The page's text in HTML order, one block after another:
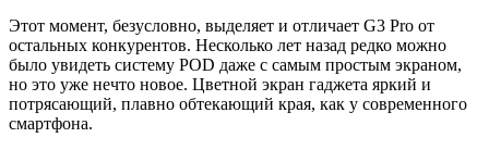
Этот момент, безусловно, выделяет и отличает G3 Pro от
остальных конкурентов. Несколько лет назад редко можно
было увидеть систему POD даже с самым простым экраном,
но это уже нечто новое. Цветной экран гаджета яркий и
потрясающий, плавно обтекающий края, как у современного
смартфона.